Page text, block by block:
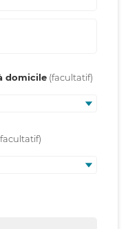
domicile